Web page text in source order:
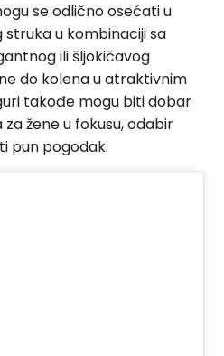
se odlično osećati u
u kombinaciji sa
ili šljokičavog
do kolena u atraktivnim
takođe mogu biti dobar
žene u fokusu, odabir
pun pogodak.